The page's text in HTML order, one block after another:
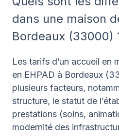
dans une maison
Bordeaux (33000)
Les tarifs d’un accueil en
en EHPAD à Bordeaux
plusieurs facteurs,
structure, le statut de
prestations (soins,
modernité des